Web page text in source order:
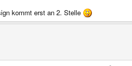
kommt erst an 2. Stelle